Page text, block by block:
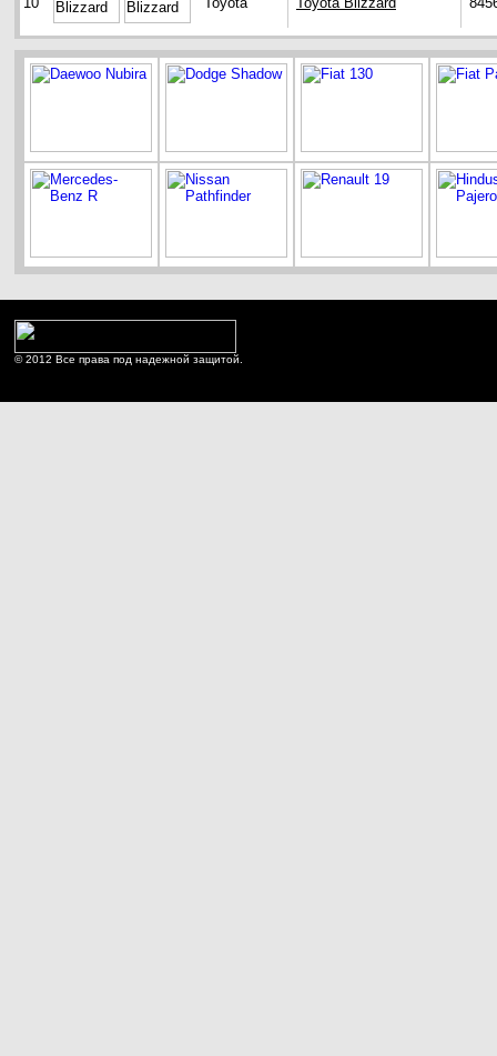
© 2012 Все права под надежной защитой.